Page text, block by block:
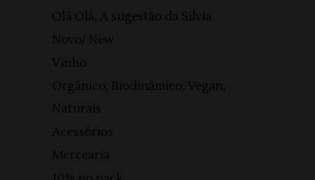
Olá Olá, A sugestão da Silvia
Novo/ New
Vinho
Orgânico, Biodinâmico, Vegan,
Naturais
Acessórios
Mercearia